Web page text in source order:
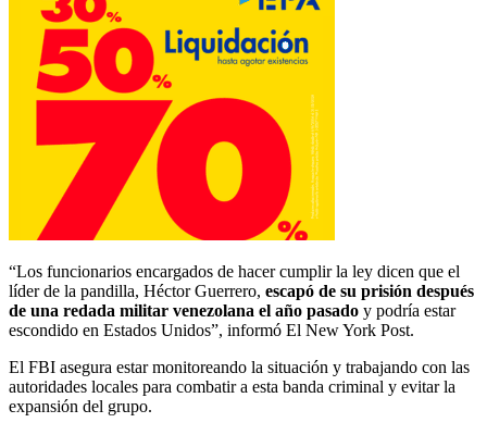
“Los funcionarios encargados de hacer cumplir la ley dicen que el
líder de la pandilla, Héctor Guerrero, escapó de su prisión después
de una redada militar venezolana el año pasado y podría estar
escondido en Estados Unidos”, informó El New York Post.
El FBI asegura estar monitoreando la situación y trabajando con las
autoridades locales para combatir a esta banda criminal y evitar la
expansión del grupo.